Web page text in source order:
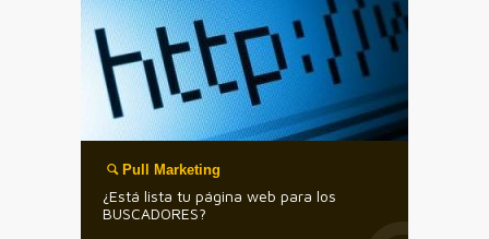
Pull Marketing
¿Está lista tu página web para los
BUSCADORES?